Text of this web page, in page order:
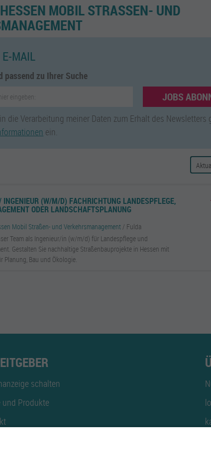
MOBIL STRASSEN- UND V
MAIL
passend zu Ihrer Suche
JOBS
die Verarbeitung meiner Daten zum Erhalt des Newsletters
ein.
INGENIEUR (W/M/D) FACHRICHTUNG LANDESPFLEGE,
ODER LANDSCHAFTSPLANUNG
Mobil Straßen- und Verkehrsmanagement / Fulda
Team als Ingenieur/in (w/m/d) für Landespflege und
Gestalten Sie nachhaltige Straßenbauprojekte in Hessen mit
Planung, Bau und Ökologie.
schalten
und Produkte